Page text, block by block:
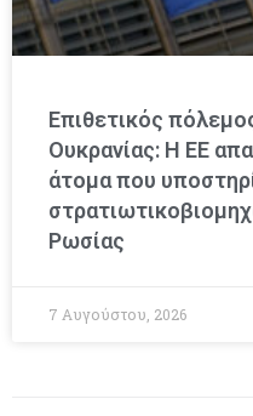
Επιθετικός
Ουκρανίας: Η ΕΕ
άτομα που
Ρωσίας
7 Αυγούστου, 2026